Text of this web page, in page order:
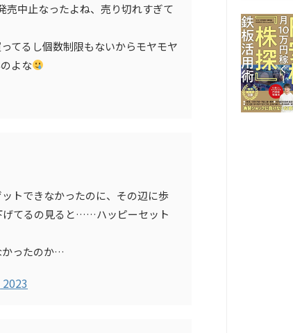
売中止なったよね、売り切れすぎて
てるし個数制限もないからモヤモヤ
よな
トできなかったのに、その辺に歩
げてるの見ると……ハッピーセット
かったのか…